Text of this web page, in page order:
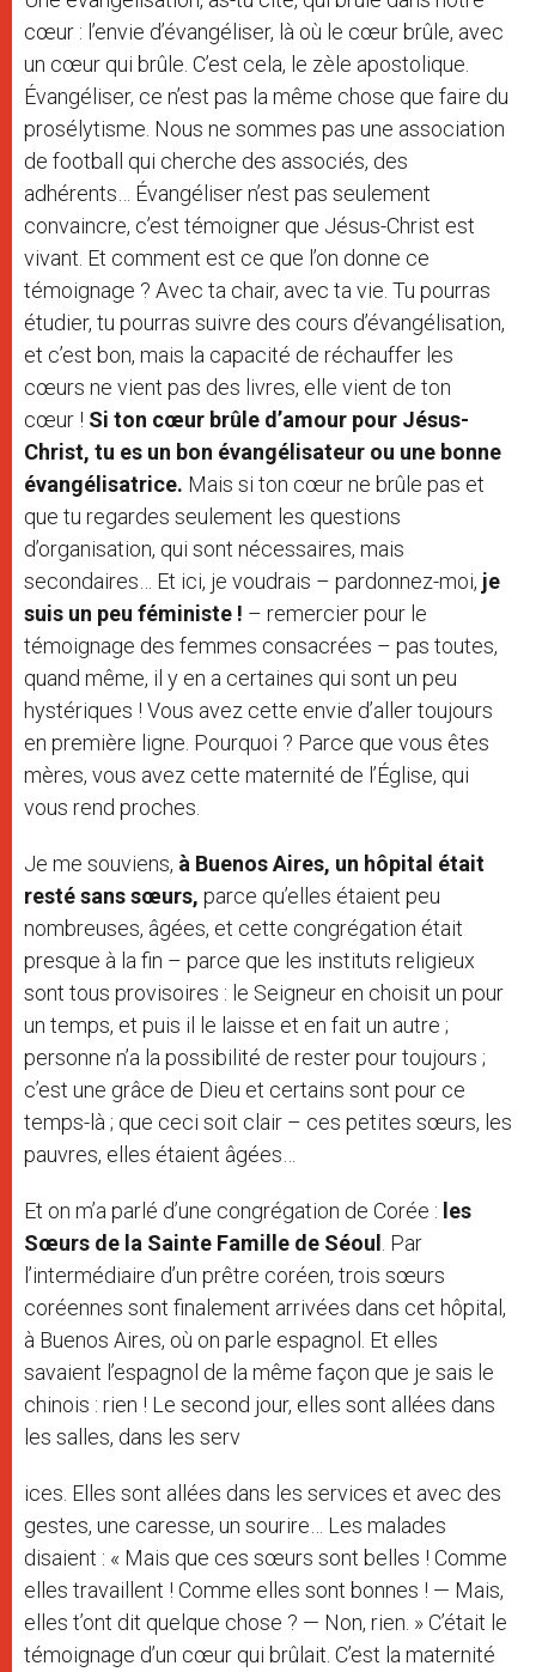
cœur : l’envie d’évangéliser, là où le cœur brûle, avec
un cœur qui brûle. C’est cela, le zèle apostolique.
Évangéliser, ce n’est pas la même chose que faire du
prosélytisme. Nous ne sommes pas une association
de football qui cherche des associés, des
adhérents… Évangéliser n’est pas seulement
convaincre, c’est témoigner que Jésus-Christ est
vivant. Et comment est ce que l’on donne ce
témoignage ? Avec ta chair, avec ta vie. Tu pourras
étudier, tu pourras suivre des cours d’évangélisation,
et c’est bon, mais la capacité de réchauffer les
cœurs ne vient pas des livres, elle vient de ton
cœur ! Si ton cœur brûle d’amour pour Jésus-
Christ, tu es un bon évangélisateur ou une bonne
évangélisatrice. Mais si ton cœur ne brûle pas et
que tu regardes seulement les questions
d’organisation, qui sont nécessaires, mais
secondaires… Et ici, je voudrais – pardonnez-moi, je
suis un peu féministe ! – remercier pour le
témoignage des femmes consacrées – pas toutes,
quand même, il y en a certaines qui sont un peu
hystériques ! Vous avez cette envie d’aller toujours
en première ligne. Pourquoi ? Parce que vous êtes
mères, vous avez cette maternité de l’Église, qui
vous rend proches.
Je me souviens, à Buenos Aires, un hôpital était
resté sans sœurs, parce qu’elles étaient peu
nombreuses, âgées, et cette congrégation était
presque à la fin – parce que les instituts religieux
sont tous provisoires : le Seigneur en choisit un pour
un temps, et puis il le laisse et en fait un autre ;
personne n’a la possibilité de rester pour toujours ;
c’est une grâce de Dieu et certains sont pour ce
temps-là ; que ceci soit clair – ces petites sœurs, les
pauvres, elles étaient âgées…
Et on m’a parlé d’une congrégation de Corée : les
Sœurs de la Sainte Famille de Séoul
. Par
l’intermédiaire d’un prêtre coréen, trois sœurs
coréennes sont finalement arrivées dans cet hôpital,
à Buenos Aires, où on parle espagnol. Et elles
savaient l’espagnol de la même façon que je sais le
chinois : rien ! Le second jour, elles sont allées dans
les salles, dans les serv
ices. Elles sont allées dans les services et avec des
gestes, une caresse, un sourire… Les malades
disaient : « Mais que ces sœurs sont belles ! Comme
elles travaillent ! Comme elles sont bonnes ! — Mais,
elles t’ont dit quelque chose ? — Non, rien. » C’était le
témoignage d’un cœur qui brûlait. C’est la maternité